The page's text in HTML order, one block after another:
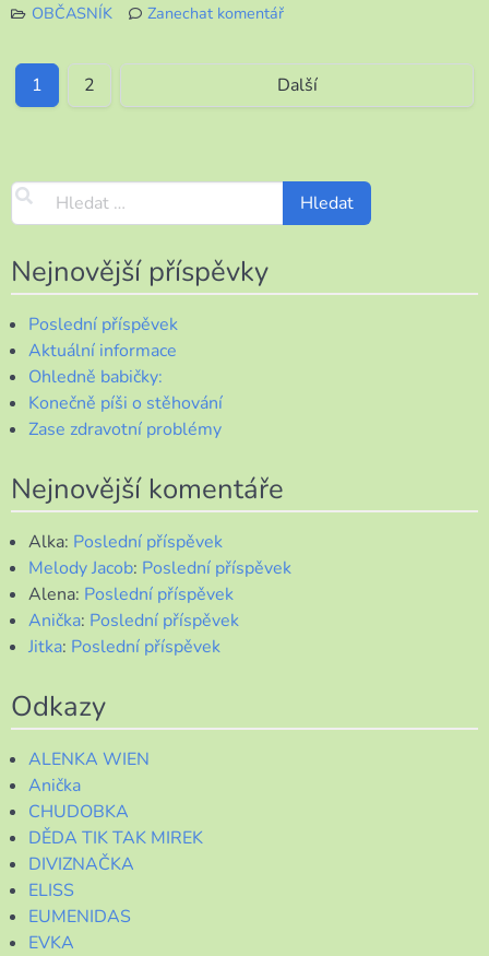
OBČASNÍK
Zanechat komentář
delší
době
1 2 Další
Nejnovější příspěvky
Poslední příspěvek
Aktuální informace
Ohledně babičky:
Konečně píši o stěhování
Zase zdravotní problémy
Nejnovější komentáře
Alka: Poslední příspěvek
Melody Jacob: Poslední příspěvek
Alena: Poslední příspěvek
Anička: Poslední příspěvek
Jitka: Poslední příspěvek
Odkazy
ALENKA WIEN
Anička
CHUDOBKA
DĚDA TIK TAK MIREK
DIVIZNAČKA
ELISS
EUMENIDAS
EVKA